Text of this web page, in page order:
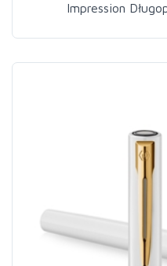
Impression